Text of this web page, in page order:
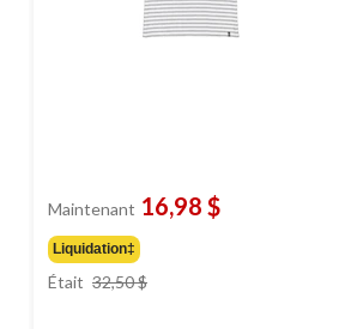
Maintenant 16,98 $
Liquidation‡
Était 32,50 $